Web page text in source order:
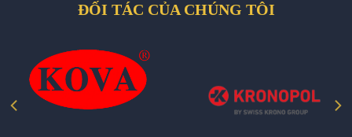
ĐỐI TÁC CỦA CHÚNG TÔI